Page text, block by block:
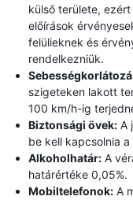
külső területe,
előírások
felülieknek és
rendelkezniük.
szigeteken lakott
100 km/h-ig
Biztonsági övek: A
be kell kapcsolnia
Alkoholhatár: A
határértéke 0,05%.
Mobiltelefonok: A